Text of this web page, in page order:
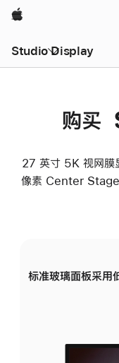
Apple
Studio Display
购买
27 英寸 5K 视网膜
像素 Center Stage
标准玻璃面板采用